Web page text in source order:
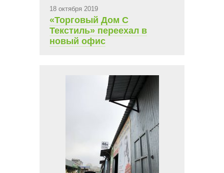
18 октября 2019
«Торговый Дом С
Текстиль» переехал в
новый офис